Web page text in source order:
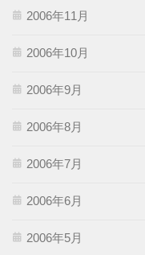
2006年11月
2006年10月
2006年9月
2006年8月
2006年7月
2006年6月
2006年5月